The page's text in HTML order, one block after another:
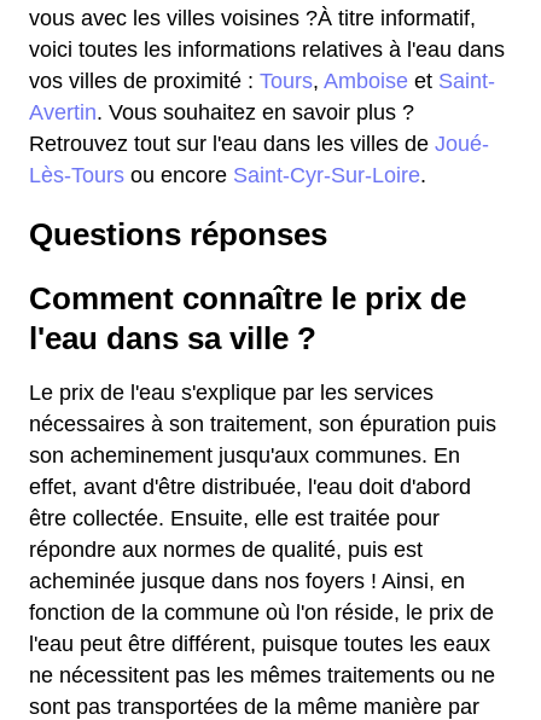
vous avec les villes voisines ?À titre informatif,
voici toutes les informations relatives à l'eau dans
vos villes de proximité : Tours, Amboise et Saint-
Avertin. Vous souhaitez en savoir plus ?
Retrouvez tout sur l'eau dans les villes de Joué-
Lès-Tours ou encore Saint-Cyr-Sur-Loire.
Questions réponses
Comment connaître le prix de
l'eau dans sa ville ?
Le prix de l'eau s'explique par les services
nécessaires à son traitement, son épuration puis
son acheminement jusqu'aux communes. En
effet, avant d'être distribuée, l'eau doit d'abord
être collectée. Ensuite, elle est traitée pour
répondre aux normes de qualité, puis est
acheminée jusque dans nos foyers ! Ainsi, en
fonction de la commune où l'on réside, le prix de
l'eau peut être différent, puisque toutes les eaux
ne nécessitent pas les mêmes traitements ou ne
sont pas transportées de la même manière par